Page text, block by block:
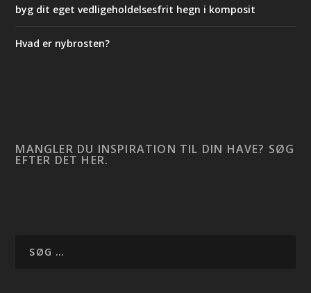
byg dit eget vedligeholdelsesfrit hegn i komposit
Hvad er nybrosten?
MANGLER DU INSPIRATION TIL DIN HAVE? SØG
EFTER DET HER.